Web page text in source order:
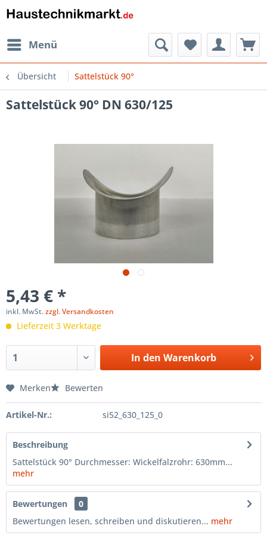
Menü
Übersicht Sattelstück 90°
Sattelstück 90° DN 630/125
5,43 € *
inkl. MwSt.zzgl. Versandkosten
Lieferzeit 3 Werktage
In den Warenkorb
Merken Bewerten
Artikel-Nr.: si52_630_125_0
Beschreibung
Sattelstück 90° Durchmesser: Wickelfalzrohr: 630mm...
mehr
Bewertungen
0
Bewertungen lesen, schreiben und diskutieren... mehr